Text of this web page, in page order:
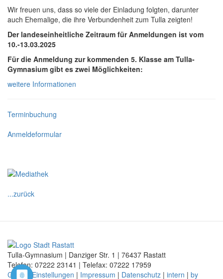
Wir freuen uns, dass so viele der Einladung folgten, darunter
auch Ehemalige, die ihre Verbundenheit zum Tulla zeigten!
Der landeseinheitliche Zeitraum für Anmeldungen ist vom
10.-13.03.2025
Für die Anmeldung zur kommenden 5. Klasse am Tulla-
Gymnasium gibt es zwei Möglichkeiten:
weitere Informationen
Terminbuchung
Anmeldeformular
...zurück
Tulla-Gymnasium | Danziger Str. 1 | 76437 Rastatt
Telefon: 07222 23141 | Telefax: 07222 17959
Cookie-Einstellungen | Impressum | Datenschutz | intern | by